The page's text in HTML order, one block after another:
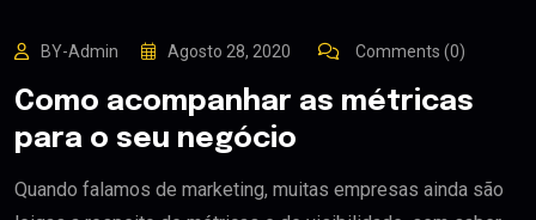
BY-Admin Agosto 28, 2020 Comments (0)
Como acompanhar as métricas
para o seu negócio
Quando falamos de marketing, muitas empresas ainda são